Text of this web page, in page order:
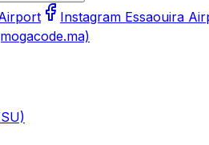
Instagram Essaouira